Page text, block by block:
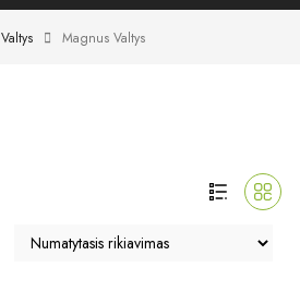
Valtys Magnus Valtys